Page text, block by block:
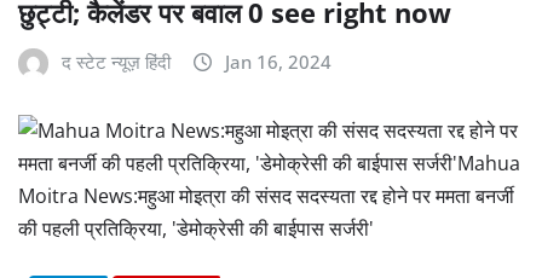
छुट्टी; कैलेंडर पर बवाल 0 see right now
द स्टेट न्यूज़ हिंदी Jan 16, 2024